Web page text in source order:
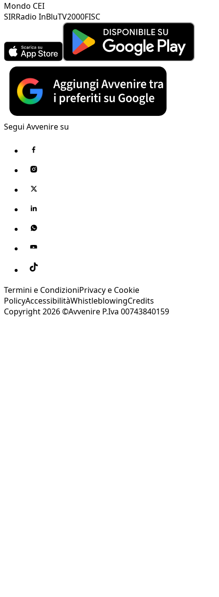
Mondo CEI
SIRRadio InBluTV2000FISC
Segui Avvenire su
Termini e CondizioniPrivacy e Cookie
PolicyAccessibilitàWhistleblowingCredits
Copyright 2026 ©Avvenire P.Iva 00743840159